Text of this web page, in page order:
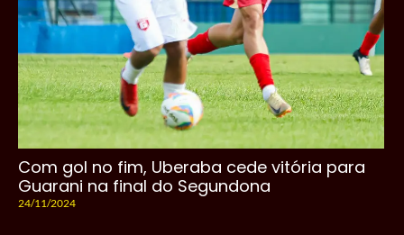
Com gol no fim, Uberaba cede vitória para
Guarani na final do Segundona
24/11/2024